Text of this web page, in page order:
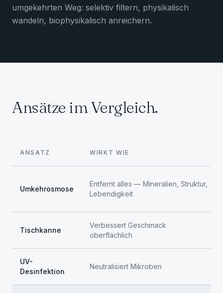
umgekehrten Weg: selektiv filtern, physikalisch
wandeln, biophysikalisch anreichern.
Ansätze im Vergleich.
ANSATZ WIRKT WIE
Umkehrosmose
Entfernt alles — Mineralien, Struktur,
Lebendigkeit
Tischkanne
Verbessert Geschmack
oberflächlich
UV-
Desinfektion
Neutralisiert Mikroben